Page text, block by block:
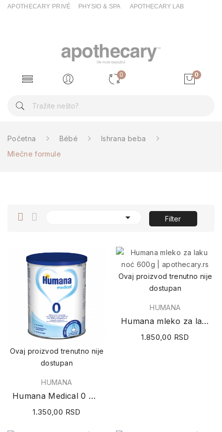
APOTHECARY PRIVÉ PHYSIO & SPA APOTHECARY LAB
0 0
Početna Bébé
Ishrana beba
Mlečne formule
 Filter
Ovaj proizvod trenutno nije
dostupan
HUMANA
Humana Medical 0 400g
1.350,00 RSD
Ovaj proizvod trenutno nije
dostupan
HUMANA
Humana mleko za laku noć 600g
1.850,00 RSD